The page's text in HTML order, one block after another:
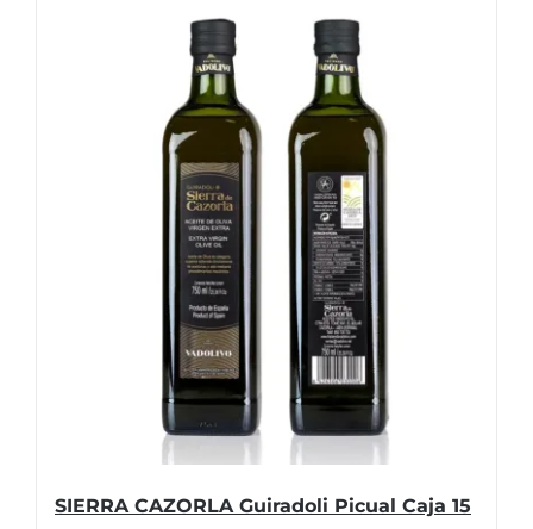
SIERRA CAZORLA Guiradoli Picual Caja 15